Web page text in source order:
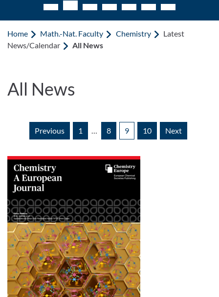
Home Math.-Nat. Faculty Chemistry
Latest
News/Calendar
All News
All News
Previous 1 … 8 9 10 Next